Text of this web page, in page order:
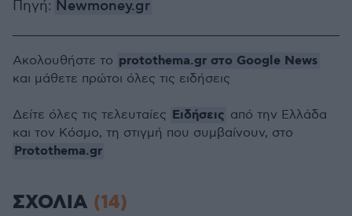
Πηγή: Newmoney.gr
Ακολουθήστε το protothema.gr στο Google News
και μάθετε πρώτοι όλες τις ειδήσεις
Δείτε όλες τις τελευταίες Ειδήσεις από την Ελλάδα
και τον Κόσμο, τη στιγμή που συμβαίνουν, στο
Protothema.gr
ΣΧΟΛΙΑ (14)